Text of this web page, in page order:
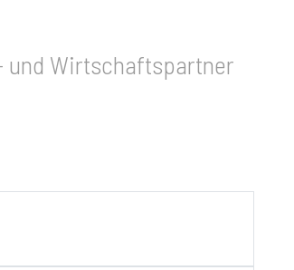
und Wirtschaftspartner